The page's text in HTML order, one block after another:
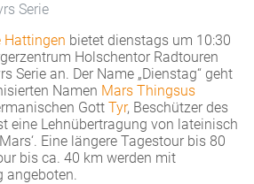
Serie
Hattingen bietet dienstags um 10:30
Holschentor Radtouren
Serie an. Der Name „Dienstag“ geht
Namen Mars Thingsus
Gott Tyr, Beschützer des
eine Lehnübertragung von lateinisch
Eine längere Tagestour bis 80
bis ca. 40 km werden mit
angeboten.